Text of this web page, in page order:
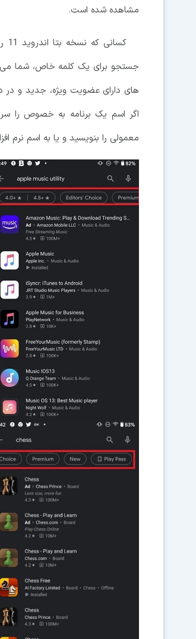
مشاهده شده است.
اگر اسم یک برنامه به خصوص را
معمولی را بنویسید و یا به اسم نرم